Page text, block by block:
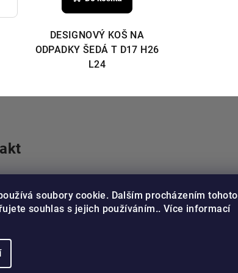
soubory cookie. Dalším procházením tohoto
souhlas s jejich používáním.. Více informací
DESIGNOVÝ KOŠ NA
ODPADKY ŠEDÁ T D17 H26
L24
596